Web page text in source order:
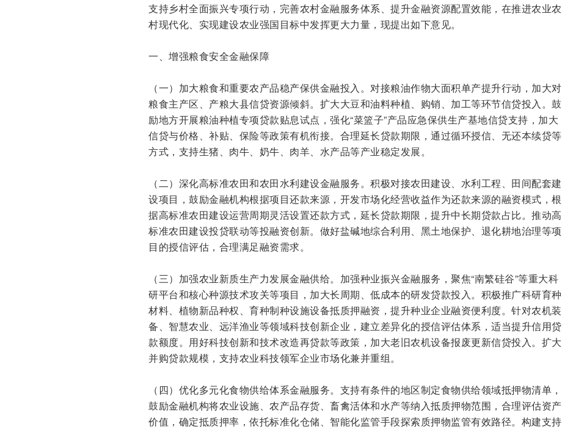
支持乡村全面振兴专项行动，完善农村金融服务体系、提升金融资源配置效能，在推进农业农
村现代化、实现建设农业强国目标中发挥更大力量，现提出如下意见。
一、增强粮食安全金融保障
（一）加大粮食和重要农产品稳产保供金融投入。对接粮油作物大面积单产提升行动，加大对
粮食主产区、产粮大县信贷资源倾斜。扩大大豆和油料种植、购销、加工等环节信贷投入。鼓
励地方开展粮油种植专项贷款贴息试点，强化“菜篮子”产品应急保供生产基地信贷支持，加大
信贷与价格、补贴、保险等政策有机衔接。合理延长贷款期限，通过循环授信、无还本续贷等
方式，支持生猪、肉牛、奶牛、肉羊、水产品等产业稳定发展。
（二）深化高标准农田和农田水利建设金融服务。积极对接农田建设、水利工程、田间配套建
设项目，鼓励金融机构根据项目还款来源，开发市场化经营收益作为还款来源的融资模式，根
据高标准农田建设运营周期灵活设置还款方式，延长贷款期限，提升中长期贷款占比。推动高
标准农田建设投贷联动等投融资创新。做好盐碱地综合利用、黑土地保护、退化耕地治理等项
目的授信评估，合理满足融资需求。
（三）加强农业新质生产力发展金融供给。加强种业振兴金融服务，聚焦“南繁硅谷”等重大科
研平台和核心种源技术攻关等项目，加大长周期、低成本的研发贷款投入。积极推广科研育种
材料、植物新品种权、育种制种设施设备抵质押融资，提升种业企业融资便利度。针对农机装
备、智慧农业、远洋渔业等领域科技创新企业，建立差异化的授信评估体系，适当提升信用贷
款额度。用好科技创新和技术改造再贷款等政策，加大老旧农机设备报废更新信贷投入。扩大
并购贷款规模，支持农业科技领军企业市场化兼并重组。
（四）优化多元化食物供给体系金融服务。支持有条件的地区制定食物供给领域抵押物清单，
鼓励金融机构将农业设施、农产品存货、畜禽活体和水产等纳入抵质押物范围，合理评估资产
价值，确定抵质押率，依托标准化仓储、智能化监管手段探索质押物监管有效路径。构建支持